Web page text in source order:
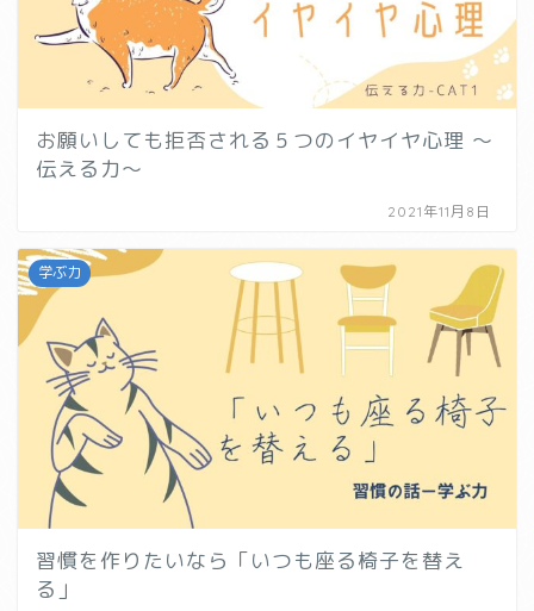
お願いしても拒否される５つのイヤイヤ心理 〜
伝える力〜
2021年11月8日
学ぶ力
習慣を作りたいなら「いつも座る椅子を替え
る」